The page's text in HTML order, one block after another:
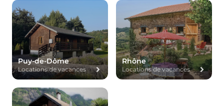
Puy-de-Dôme
Locations de vacances
Rhône
Locations de vacances